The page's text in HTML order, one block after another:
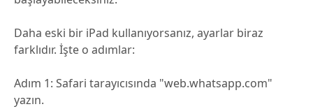
Daha eski bir iPad kullanıyorsanız, ayarlar biraz
farklıdır. İşte o adımlar:
Adım 1: Safari tarayıcısında "web.whatsapp.com"
yazın.